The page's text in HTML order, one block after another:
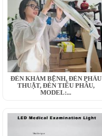
ĐÈN KHÁM BỆNH, ĐÈN PHẪU
THUẬT, ĐÈN TIỂU PHẪU,
MODEL:...